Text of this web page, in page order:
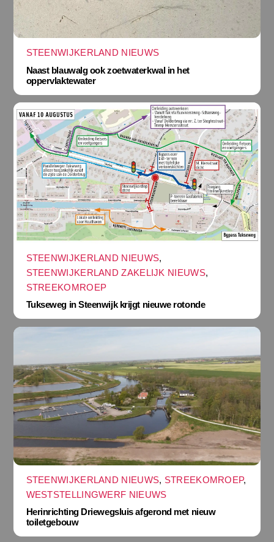
STEENWIJKERLAND NIEUWS
Naast blauwalg ook zoetwaterkwal in het
oppervlaktewater
STEENWIJKERLAND NIEUWS,
STEENWIJKERLAND ZAKELIJK NIEUWS,
STREEKOMROEP
Tukseweg in Steenwijk krijgt nieuwe rotonde
STEENWIJKERLAND NIEUWS, STREEKOMROEP,
WESTSTELLINGWERF NIEUWS
Herinrichting Driewegsluis afgerond met nieuw
toiletgebouw